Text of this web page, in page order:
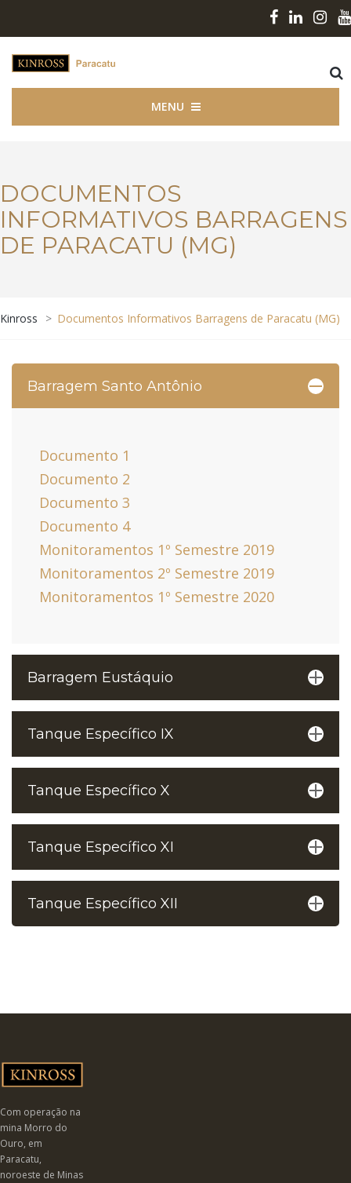
MENU
DOCUMENTOS
INFORMATIVOS BARRAGENS
DE PARACATU (MG)
Kinross > Documentos Informativos Barragens de Paracatu (MG)
Barragem Santo Antônio
Documento 1
Documento 2
Documento 3
Documento 4
Monitoramentos 1º Semestre 2019
Monitoramentos 2º Semestre 2019
Monitoramentos 1º Semestre 2020
Barragem Eustáquio
Tanque Específico IX
Tanque Específico X
Tanque Específico XI
Tanque Específico XII
Com operação na
mina Morro do
Ouro, em
Paracatu,
noroeste de Minas